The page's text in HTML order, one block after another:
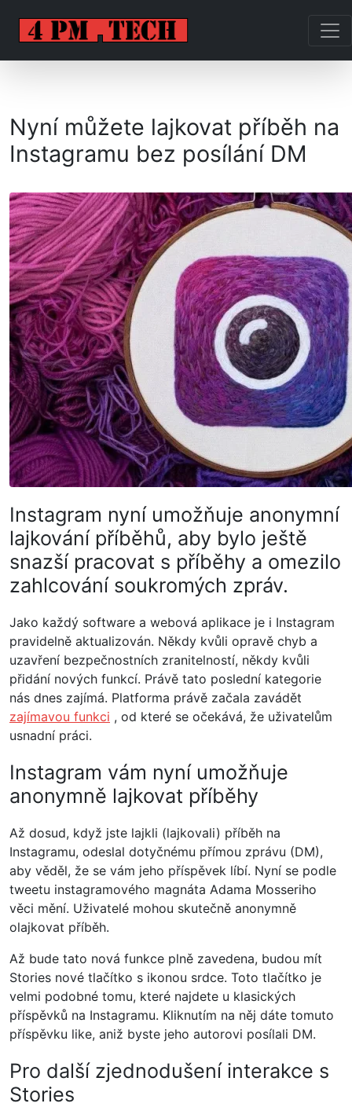
Nyní můžete lajkovat příběh na
Instagramu bez posílání DM
Instagram nyní umožňuje anonymní
lajkování příběhů, aby bylo ještě
snazší pracovat s příběhy a omezilo
zahlcování soukromých zpráv.
Jako každý software a webová aplikace je i Instagram
pravidelně aktualizován. Někdy kvůli opravě chyb a
uzavření bezpečnostních zranitelností, někdy kvůli
přidání nových funkcí. Právě tato poslední kategorie
nás dnes zajímá. Platforma právě začala zavádět
zajímavou funkci , od které se očekává, že uživatelům
usnadní práci.
Instagram vám nyní umožňuje
anonymně lajkovat příběhy
Až dosud, když jste lajkli (lajkovali) příběh na
Instagramu, odeslal dotyčnému přímou zprávu (DM),
aby věděl, že se vám jeho příspěvek líbí. Nyní se podle
tweetu instagramového magnáta Adama Mosseriho
věci mění. Uživatelé mohou skutečně anonymně
olajkovat příběh.
Až bude tato nová funkce plně zavedena, budou mít
Stories nové tlačítko s ikonou srdce. Toto tlačítko je
velmi podobné tomu, které najdete u klasických
příspěvků na Instagramu. Kliknutím na něj dáte tomuto
příspěvku like, aniž byste jeho autorovi posílali DM.
Pro další zjednodušení interakce s
Stories